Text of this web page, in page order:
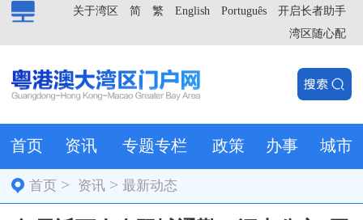
开启长者助手
Português
English
繁
简
关于湾区
湾区随心配
首页 资讯 专题专栏 政策 办事 城市
首页 > 资讯 >最新动态